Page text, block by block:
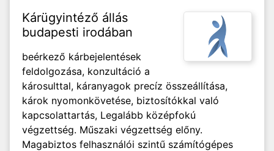
Kárügyintéző állás
budapesti irodában
beérkező kárbejelentések
feldolgozása, konzultáció a
károsulttal, káranyagok precíz összeállítása,
károk nyomonkövetése, biztosítókkal való
kapcsolattartás, Legalább középfokú
végzettség. Műszaki végzettség előny.
Magabiztos felhasználói szintű számítógépes